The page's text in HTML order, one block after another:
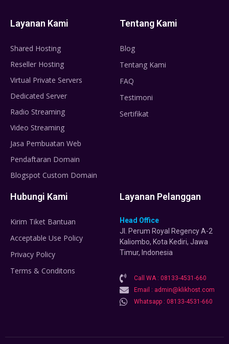
Layanan Kami
Shared Hosting
Reseller Hosting
Virtual Private Servers
Dedicated Server
Radio Streaming
Video Streaming
Jasa Pembuatan Web
Pendaftaran Domain
Blogspot Custom Domain
Tentang Kami
Blog
Tentang Kami
FAQ
Testimoni
Sertifikat
Hubungi Kami
Kirim Tiket Bantuan
Acceptable Use Policy
Privacy Policy
Terms & Conditons
Layanan Pelanggan
Head Office
Jl. Perum Royal Regency A-2
Kaliombo, Kota Kediri, Jawa
Timur, Indonesia
Call WA : 08133-4531-660
Email : admin@klikhost.com
Whatsapp : 08133-4531-660